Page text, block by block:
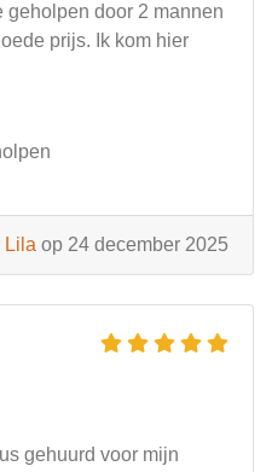
geholpen door 2 mannen
prijs. Ik kom hier
Lila op 24 december 2025
gehuurd voor mijn